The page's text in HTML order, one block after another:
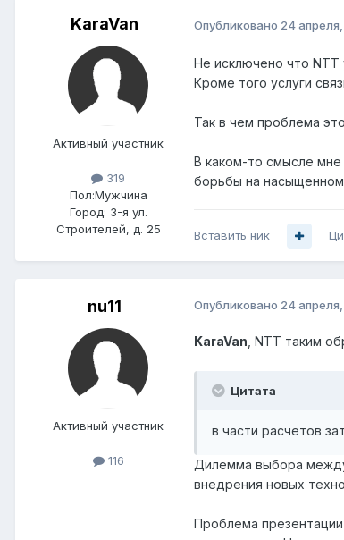
KaraVan
Активный участник
319
Пол:Мужчина
Город: 3-я ул.
Строителей, д. 25
Опубликовано 24
Не исключено что NTT
Кроме того услуги
Так в чем проблема
В каком-то смысле мне
борьбы на
Вставить ник
nu11
Активный участник
116
Опубликовано 24
KaraVan , NTT таким
Цитата
в части расчетов
Дилемма выбора
внедрения новых
Проблема